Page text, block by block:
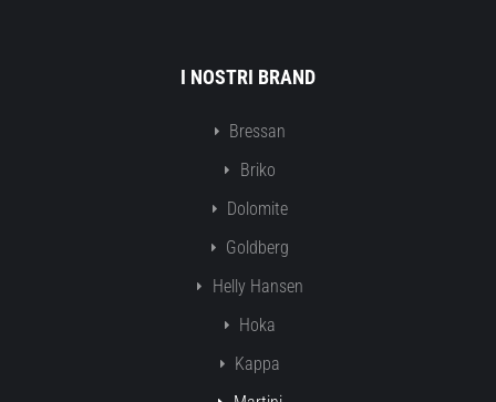
I NOSTRI BRAND
Bressan
Briko
Dolomite
Goldberg
Helly Hansen
Hoka
Kappa